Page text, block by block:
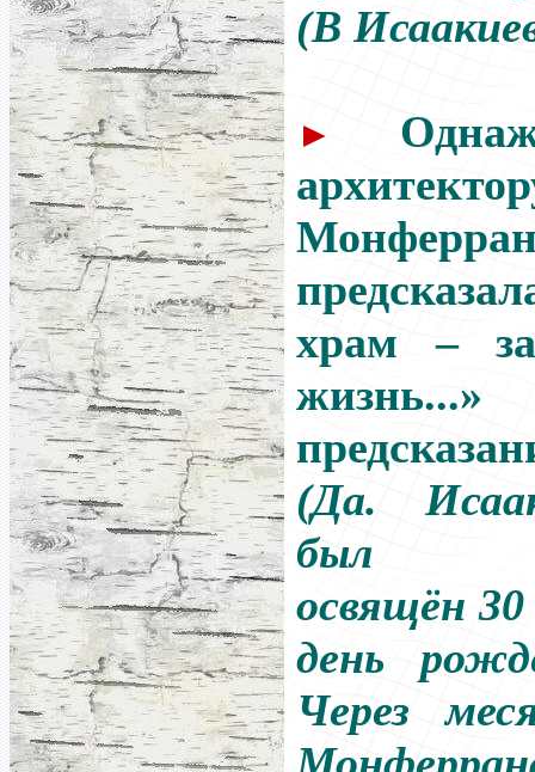
(В
►
храм –
(Да.
был
освящён 30
день
Через